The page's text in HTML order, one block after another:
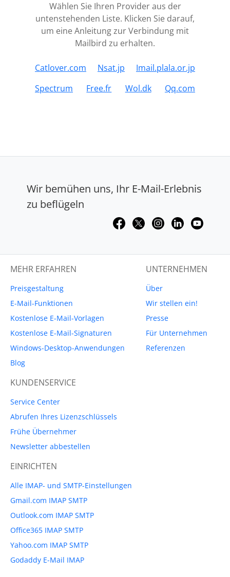
Wählen Sie Ihren Provider aus der
untenstehenden Liste. Klicken Sie darauf,
um eine Anleitung zur Verbindung mit
Mailbird zu erhalten.
Catlover.com Nsat.jp
Imail.plala.or.jp
Spectrum
Free.fr Wol.dk Qq.com
Wir bemühen uns, Ihr E-Mail-Erlebnis
zu beflügeln
MEHR ERFAHREN
Preisgestaltung
E-Mail-Funktionen
Kostenlose E-Mail-Vorlagen
Kostenlose E-Mail-Signaturen
Windows-Desktop-Anwendungen
Blog
UNTERNEHMEN
Über
Wir stellen ein!
Presse
Für Unternehmen
Referenzen
KUNDENSERVICE
Service Center
Abrufen Ihres Lizenzschlüssels
Frühe Übernehmer
Newsletter abbestellen
EINRICHTEN
Alle IMAP- und SMTP-Einstellungen
Gmail.com IMAP SMTP
Outlook.com IMAP SMTP
Office365 IMAP SMTP
Yahoo.com IMAP SMTP
Godaddy E-Mail IMAP